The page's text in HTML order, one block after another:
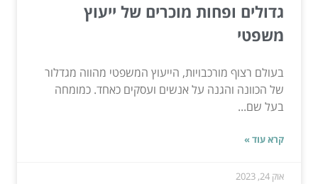
גדולים ופחות מוכרים של ייעוץ
משפטי
בעולם רצוף מורכבויות, הייעוץ המשפטי מהווה מגדלור
של הכוונה והגנה על אנשים ועסקים כאחד. כמומחה
בעל שם...
קרא עוד »
אוק 24, 2023